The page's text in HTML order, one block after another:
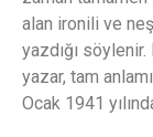
alan ironili ve
yazdığı söylenir.
yazar, tam
Ocak 1941